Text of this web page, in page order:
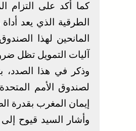
كما أكد على التزام
الطرقية الذي يعد
المانحين لهذا
آليات التمويل تظل
وذكر في هذا الصدد،
لصندوق الأمم
إيمان المغرب بقدرة
وأشار السيد قيوح